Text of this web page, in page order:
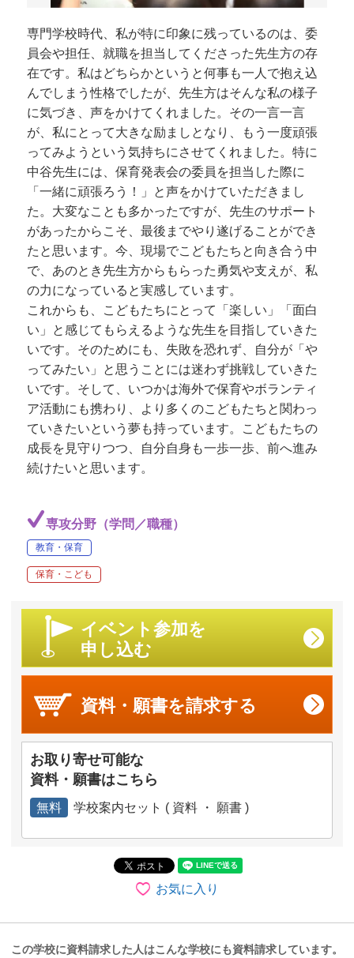
専門学校時代、私が特に印象に残っているのは、委
員会や担任、就職を担当してくださった先生方の存
在です。私はどちらかというと何事も一人で抱え込
んでしまう性格でしたが、先生方はそんな私の様子
に気づき、声をかけてくれました。その一言一言
が、私にとって大きな励ましとなり、もう一度頑張
ってみようという気持ちにさせてくれました。特に
中谷先生には、保育発表会の委員を担当した際に
「一緒に頑張ろう！」と声をかけていただきまし
た。大変なことも多かったですが、先生のサポート
があったからこそ、最後までやり遂げることができ
たと思います。今、現場でこどもたちと向き合う中
で、あのとき先生方からもらった勇気や支えが、私
の力になっていると実感しています。
これからも、こどもたちにとって「楽しい」「面白
い」と感じてもらえるような先生を目指していきた
いです。そのためにも、失敗を恐れず、自分が「や
ってみたい」と思うことには迷わず挑戦していきた
いです。そして、いつかは海外で保育やボランティ
ア活動にも携わり、より多くのこどもたちと関わっ
ていきたいという夢も持っています。こどもたちの
成長を見守りつつ、自分自身も一歩一歩、前へ進み
続けたいと思います。
専攻分野（学問／職種）
教育・保育
保育・こども
イベント参加を
申し込む
資料・願書を請求する
お取り寄せ可能な
資料・願書はこちら
無料 学校案内セット ( 資料 ・ 願書 )
お気に入り
この学校に資料請求した人はこんな学校にも資料請求しています。